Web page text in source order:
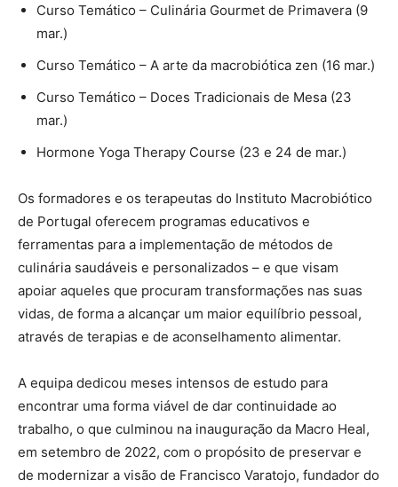
Curso Temático – Culinária Gourmet de Primavera (9
mar.)
Curso Temático – A arte da macrobiótica zen (16 mar.)
Curso Temático – Doces Tradicionais de Mesa (23
mar.)
Hormone Yoga Therapy Course (23 e 24 de mar.)
Os formadores e os terapeutas do Instituto Macrobiótico
de Portugal oferecem programas educativos e
ferramentas para a implementação de métodos de
culinária saudáveis e personalizados – e que visam
apoiar aqueles que procuram transformações nas suas
vidas, de forma a alcançar um maior equilíbrio pessoal,
através de terapias e de aconselhamento alimentar.
A equipa dedicou meses intensos de estudo para
encontrar uma forma viável de dar continuidade ao
trabalho, o que culminou na inauguração da Macro Heal,
em setembro de 2022, com o propósito de preservar e
de modernizar a visão de Francisco Varatojo, fundador do